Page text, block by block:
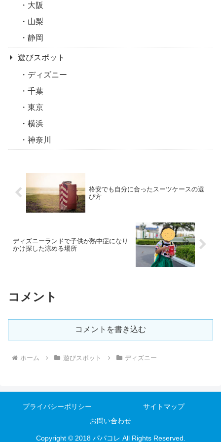
大阪
山梨
静岡
遊びスポット
ディズニー
千葉
東京
横浜
神奈川
格安でも自分に合ったスーツケースの選
び方
ディズニーランドで子供が熱中症になり
かけ探した涼める場所
コメント
コメントを書き込む
ホーム 遊びスポット ディズニー
プライバシーポリシー
サイトマップ
お問い合わせ
Copyright © 2018 パパコレ All Rights Reserved.